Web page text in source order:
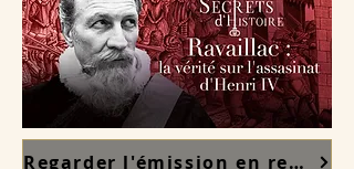
Regarder l'émission en replay sur France TV ici